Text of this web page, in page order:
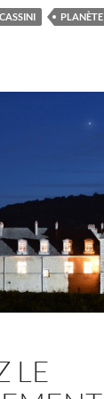
PLANÈTE
LE